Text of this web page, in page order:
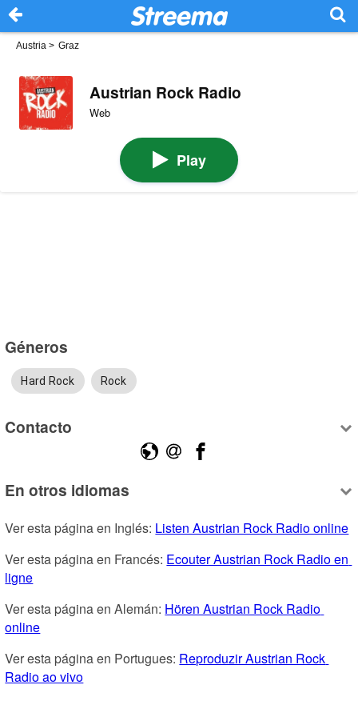
Austria > Graz
Austrian Rock Radio
Web
Play
Géneros
Hard Rock Rock
Contacto
En otros idiomas
Ver esta página en Inglés: Listen Austrian Rock Radio online
Ver esta página en Francés: Ecouter Austrian Rock Radio en
ligne
Ver esta página en Alemán: Hören Austrian Rock Radio
online
Ver esta página en Portugues: Reproduzir Austrian Rock
Radio ao vivo